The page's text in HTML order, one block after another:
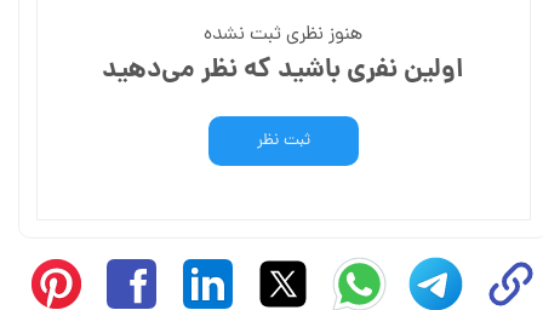
هنوز نظری ثبت نشده
اولین نفری باشید که نظر می‌دهید
ثبت نظر